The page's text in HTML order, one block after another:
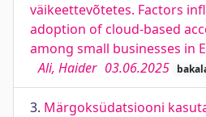
väikeettevõtetes. Factors
adoption of cloud-based
among small businesses in
Ali, Haider 03.06.2025
3. Märgoksüdatsiooni